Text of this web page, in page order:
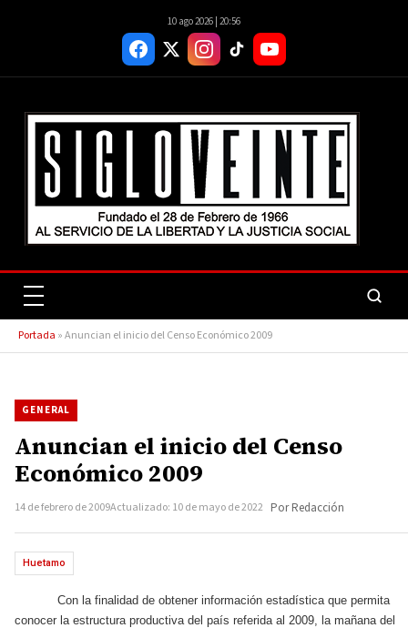
10 ago 2026 | 20:56
Portada »Anuncian el inicio del Censo Económico 2009
GENERAL
Anuncian el inicio del Censo
Económico 2009
14 de febrero de 2009Actualizado: 10 de mayo de 2022 Por Redacción
Huetamo
Con la finalidad de obtener información estadística que permita
conocer la estructura productiva del país referida al 2009, la mañana del